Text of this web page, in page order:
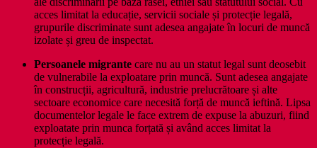
acces limitat la educație, servicii sociale și protecție legală,
grupurile discriminate sunt adesea angajate în locuri de muncă
izolate și greu de inspectat.
Persoanele migrante care nu au un statut legal sunt deosebit
de vulnerabile la exploatare prin muncă. Sunt adesea angajate
în construcții, agricultură, industrie prelucrătoare și alte
sectoare economice care necesită forță de muncă ieftină. Lipsa
documentelor legale le face extrem de expuse la abuzuri, fiind
exploatate prin munca forțată și având acces limitat la
protecție legală.